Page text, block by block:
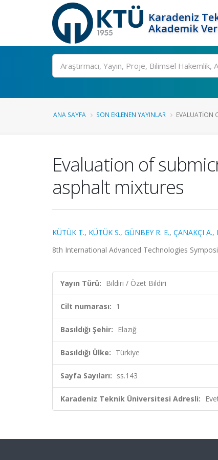
Karadeniz
Akademik
Ara
ANA SAYFA SON EKLENEN YAYINLAR EVALUATION
Evaluation of
asphalt mixtures
KÜTÜK T., KÜTÜK S., GÜNBEY R. E., ÇANAKÇI A.,
8th International Advanced Technologies
Yayın Türü: Bildiri / Özet Bildiri
Cilt numarası: 1
Basıldığı Şehir: Elazığ
Basıldığı Ülke: Türkiye
Sayfa Sayıları: ss.143
Karadeniz Teknik Üniversitesi Adresli: